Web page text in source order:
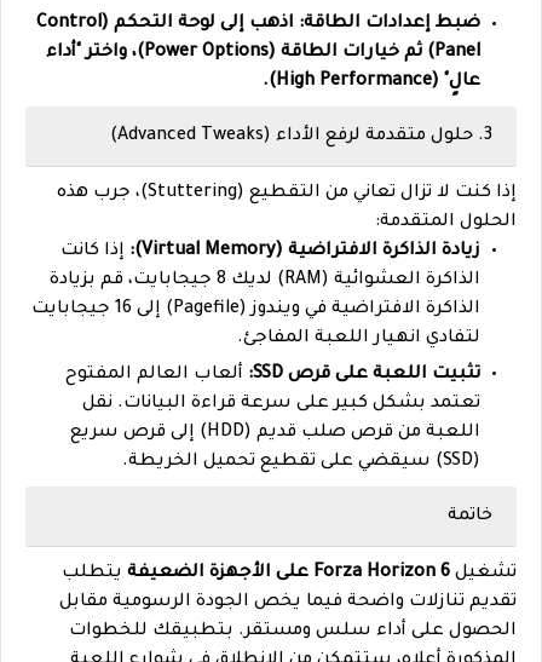
ضبط إعدادات الطاقة:
اذهب إلى لوحة التحكم (Control
Panel) ثم خيارات الطاقة (Power Options)، واختر "أداء
عالٍ" (High Performance).
3. حلول متقدمة لرفع الأداء (Advanced Tweaks)
إذا كنت لا تزال تعاني من التقطيع (Stuttering)، جرب هذه
الحلول المتقدمة:
زيادة الذاكرة الافتراضية (Virtual Memory):
إذا كانت
الذاكرة العشوائية (RAM) لديك 8 جيجابايت، قم بزيادة
الذاكرة الافتراضية في ويندوز (Pagefile) إلى 16 جيجابايت
لتفادي انهيار اللعبة المفاجئ.
تثبيت اللعبة على قرص SSD:
ألعاب العالم المفتوح
تعتمد بشكل كبير على سرعة قراءة البيانات. نقل
اللعبة من قرص صلب قديم (HDD) إلى قرص سريع
(SSD) سيقضي على تقطيع تحميل الخريطة.
خاتمة
تشغيل Forza Horizon 6 على الأجهزة الضعيفة
يتطلب
تقديم تنازلات واضحة فيما يخص الجودة الرسومية مقابل
الحصول على أداء سلس ومستقر. بتطبيقك للخطوات